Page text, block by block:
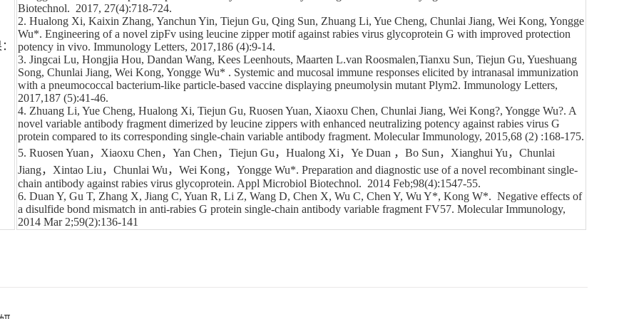
Biotechnol. 2017, 27(4):718-724.
2. Hualong Xi, Kaixin Zhang, Yanchun Yin, Tiejun Gu, Qing Sun, Zhuang Li, Yue Cheng, Chunlai Jiang, Wei Kong, Yongge
Wu*. Engineering of a novel zipFv using leucine zipper motif against rabies virus glycoprotein G with improved protection
potency in vivo. Immunology Letters, 2017,186 (4):9-14.
3. Jingcai Lu, Hongjia Hou, Dandan Wang, Kees Leenhouts, Maarten L.van Roosmalen,Tianxu Sun, Tiejun Gu, Yueshuang
Song, Chunlai Jiang, Wei Kong, Yongge Wu* . Systemic and mucosal immune responses elicited by intranasal immunization
with a pneumococcal bacterium-like particle-based vaccine displaying pneumolysin mutant Plym2. Immunology Letters,
2017,187 (5):41-46.
4. Zhuang Li, Yue Cheng, Hualong Xi, Tiejun Gu, Ruosen Yuan, Xiaoxu Chen, Chunlai Jiang, Wei Kong?, Yongge Wu?. A
novel variable antibody fragment dimerized by leucine zippers with enhanced neutralizing potency against rabies virus G
protein compared to its corresponding single-chain variable antibody fragment. Molecular Immunology, 2015,68 (2) :168-175.
5. Ruosen Yuan，Xiaoxu Chen，Yan Chen，Tiejun Gu，Hualong Xi，Ye Duan ，Bo Sun，Xianghui Yu，Chunlai
Jiang，Xintao Liu，Chunlai Wu，Wei Kong，Yongge Wu*. Preparation and diagnostic use of a novel recombinant single-
chain antibody against rabies virus glycoprotein. Appl Microbiol Biotechnol. 2014 Feb;98(4):1547-55.
6. Duan Y, Gu T, Zhang X, Jiang C, Yuan R, Li Z, Wang D, Chen X, Wu C, Chen Y, Wu Y*, Kong W*. Negative effects of
a disulfide bond mismatch in anti-rabies G protein single-chain antibody variable fragment FV57. Molecular Immunology,
2014 Mar 2;59(2):136-141